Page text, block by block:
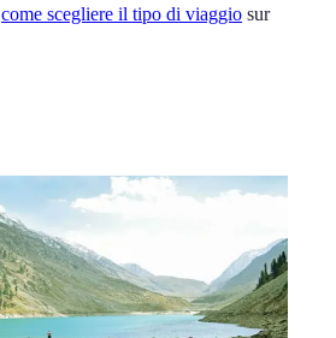
come scegliere il tipo di viaggio sur